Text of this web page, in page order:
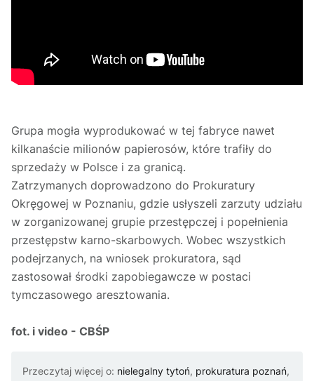
Grupa mogła wyprodukować w tej fabryce nawet
kilkanaście milionów papierosów, które trafiły do
sprzedaży w Polsce i za granicą.
Zatrzymanych doprowadzono do Prokuratury
Okręgowej w Poznaniu, gdzie usłyszeli zarzuty udziału
w zorganizowanej grupie przestępczej i popełnienia
przestępstw karno-skarbowych. Wobec wszystkich
podejrzanych, na wniosek prokuratora, sąd
zastosował środki zapobiegawcze w postaci
tymczasowego aresztowania.
fot. i video - CBŚP
Przeczytaj więcej o: nielegalny tytoń, prokuratura poznań,